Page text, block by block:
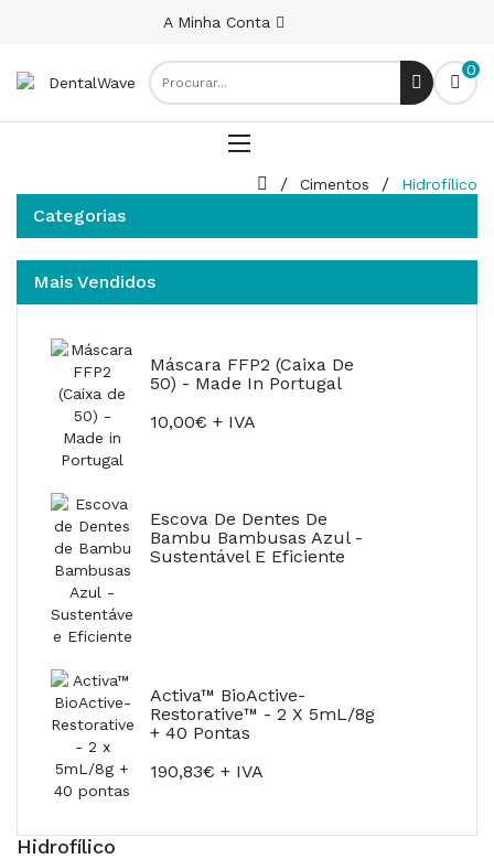
A Minha Conta
0
Cimentos Hidrofílico
Categorias
Mais Vendidos
Máscara FFP2 (Caixa De
50) - Made In Portugal
10,00€ + IVA
Escova De Dentes De
Bambu Bambusas Azul -
Sustentável E Eficiente
Activa™ BioActive-
Restorative™ - 2 X 5mL/8g
+ 40 Pontas
190,83€ + IVA
Hidrofílico